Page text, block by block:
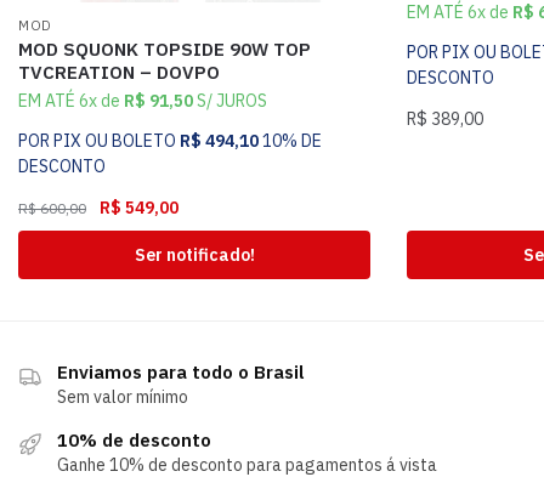
MOD
MOD SQUONK TOPSIDE 90W TOP
TVCREATION – DOVPO
EM ATÉ 6x de R$ 91,50S/ JUROS
POR PIX OU BOLETO R$ 494,1010% DE
DESCONTO
R$600,00 R$ 549,00
Ser notificado!
EM ATÉ 6x de R$
POR PIX OU
DESCONTO
R$ 389,00
Enviamos para todo o Brasil
Sem valor mínimo
10% de desconto
Ganhe 10% de desconto para pagamentos á vista